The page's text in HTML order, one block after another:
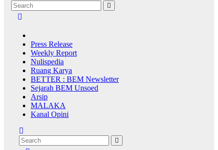
Press Release
Weekly Report
Nulispedia
Ruang Karya
BETTER : BEM Newsletter
Sejarah BEM Unsoed
Arsip
MALAKA
Kanal Opini